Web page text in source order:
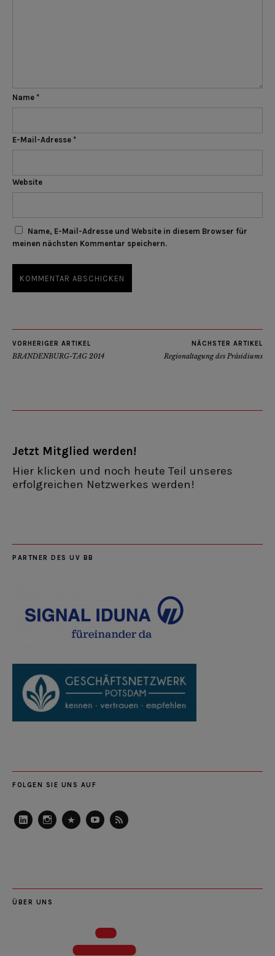
Name *
E-Mail-Adresse *
Website
Name, E-Mail-Adresse und Website in diesem Browser für
meinen nächsten Kommentar speichern.
VORHERIGER ARTIKEL
BRANDENBURG-TAG 2014
NÄCHSTER ARTIKEL
Regionaltagung des Präsidiums
Jetzt Mitglied werden!
Hier klicken und noch heute Teil unseres
erfolgreichen Netzwerkes werden!
PARTNER DES UV BB
FOLGEN SIE UNS AUF
ÜBER UNS